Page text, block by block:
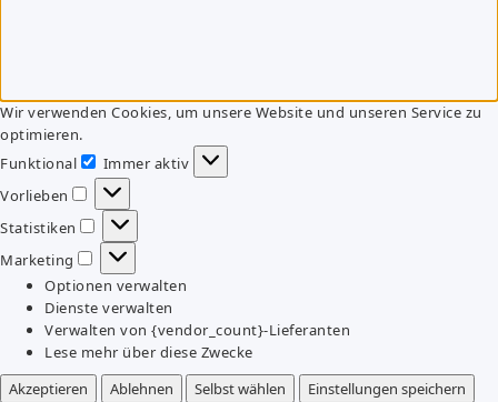
Wir verwenden Cookies, um unsere Website und unseren Service zu
optimieren.
Funktional
Funktional
Immer aktiv
Vorlieben
Vorlieben
Statistiken
Statistiken
Marketing
Marketing
Optionen verwalten
Dienste verwalten
Verwalten von {vendor_count}-Lieferanten
Lese mehr über diese Zwecke
Akzeptieren
Ablehnen Selbst wählen
Einstellungen speichern